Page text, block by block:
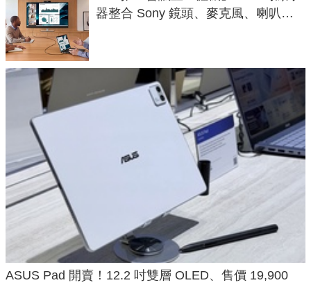
器整合 Sony 鏡頭、麥克風、喇叭，
ASUS Pad 開賣！12.2 吋雙層 OLED、售價 19,900